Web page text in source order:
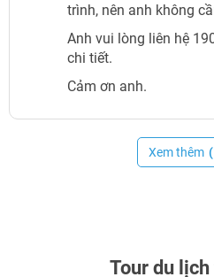
trình, nên anh không
Anh vui lòng liên hệ
chi tiết.
Cảm ơn anh.
Xem thêm
Tour du